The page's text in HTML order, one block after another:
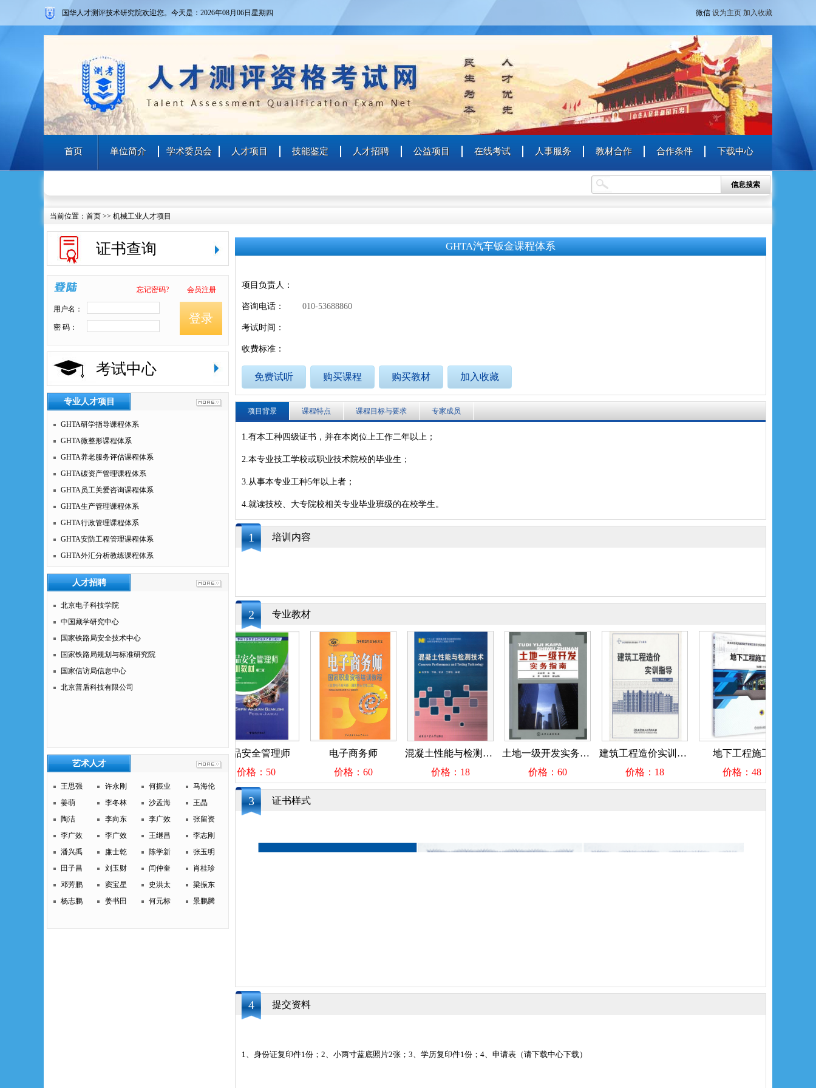
密 码
登录
密 码
确认密码
注册
国华人才测评技术研究院欢迎您。 今天是：2026年08月06日 星期四 微信 设为主页 加入收藏
首页 单位简介 学术委员会 人才项目 技能鉴定 人才招聘 公益项目 在线考试 人事服务 教材合作 合作条件 下载中心
信息搜索
当前位置： 首页 >> 机械工业人才项目
GHTA汽车钣金课程体系
项目负责人：
咨询电话： 010-53688860
考试时间：
收费标准：
免费试听 购买课程 购买教材 加入收藏
项目背景 课程特点 课程目标与要求 专家成员
1.有本工种四级证书，并在本岗位上工作二年以上；
2.本专业技工学校或职业技术院校的毕业生；
3.从事本专业工种5年以上者；
4.就读技校、大专院校相关专业毕业班级的在校学生。
1 培训内容
2 专业教材
感觉统合训练
价格：45
食品安全管理师
价格：55
食品安全管理师
价格：50
电子商务师
价格：60
混凝土性能与检测技术
价格：18
土地一级开发实务指南
价格：60
建筑工程造价实训指导
价格：18
地下工程施工
价格：48
3 证书样式
4 提交资料
1、身份证复印件1份；2、小两寸蓝底照片2张；3、学历复印件1份；4、申请表（请下载中心下载）
证书查询
忘记密码? 会员注册
登录
用户名：
密 码：
考试中心
专业人才项目
GHTA研学指导课程体系
GHTA微整形课程体系
GHTA养老服务评估课程体系
GHTA碳资产管理课程体系
GHTA员工关爱咨询课程体系
GHTA生产管理课程体系
GHTA行政管理课程体系
GHTA安防工程管理课程体系
GHTA外汇分析教练课程体系
人才招聘
北京电子科技学院
中国藏学研究中心
国家铁路局安全技术中心
国家铁路局规划与标准研究院
国家信访局信息中心
北京普盾科技有限公司
艺术人才
王思强 许永刚 何振业
马海伦
姜萌
李冬林 沙孟海
王晶
陶洁
李向东 李广效
张留资
李广效
李广效 王继昌
李志刚
潘兴禹
廉士乾 陈学新
张玉明
田子昌
刘玉财 闫仲奎
肖桂珍
邓芳鹏
窦宝星 史洪太
梁振东
杨志鹏
姜书田 何元标 景鹏腾